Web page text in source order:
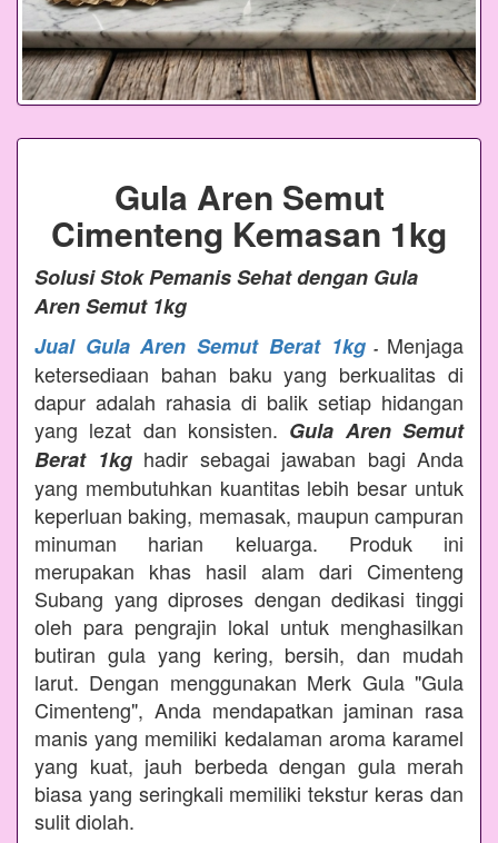
Gula Aren Semut
Cimenteng Kemasan 1kg
Solusi Stok Pemanis Sehat dengan Gula
Aren Semut 1kg
Jual Gula Aren Semut Berat 1kg- Menjaga
ketersediaan bahan baku yang berkualitas di
dapur adalah rahasia di balik setiap hidangan
yang lezat dan konsisten. Gula Aren Semut
Berat 1kghadir sebagai jawaban bagi Anda
yang membutuhkan kuantitas lebih besar untuk
keperluan baking, memasak, maupun campuran
minuman harian keluarga. Produk ini
merupakan khas hasil alam dari Cimenteng
Subang yang diproses dengan dedikasi tinggi
oleh para pengrajin lokal untuk menghasilkan
butiran gula yang kering, bersih, dan mudah
larut. Dengan menggunakan Merk Gula "Gula
Cimenteng", Anda mendapatkan jaminan rasa
manis yang memiliki kedalaman aroma karamel
yang kuat, jauh berbeda dengan gula merah
biasa yang seringkali memiliki tekstur keras dan
sulit diolah.